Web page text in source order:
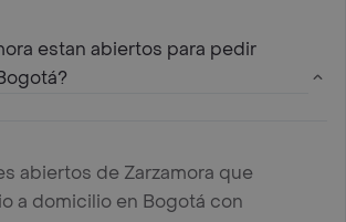
estan abiertos para pedir
abiertos de Zarzamora que
a domicilio en Bogotá con